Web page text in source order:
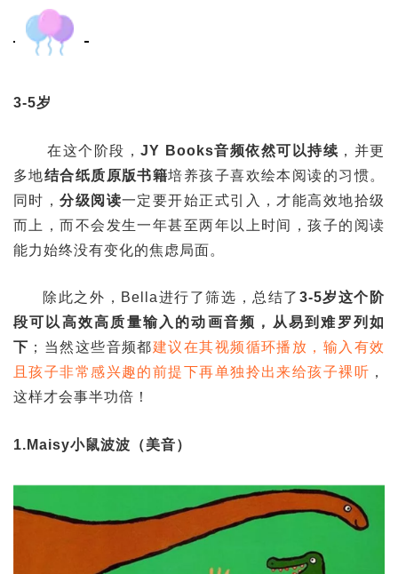
3-5岁
在这个阶段，JY Books音频依然可以持续 ，并更
多地结合纸质原版书籍培养孩子喜欢绘本阅读的习惯。
同时，分级阅读一定要开始正式引入，才能高效地拾级
而上，而不会发生一年甚至两年以上时间，孩子的阅读
能力始终没有变化的焦虑局面。
除此之外，Bella进行了筛选，总结了 3-5岁这个阶
段可以高效高质量输入的动画音频，从易到难罗列如
下 ；当然这些音频都建议在其视频循环播放，输入有效
且孩子非常感兴趣的前提下再单独拎出来给孩子裸听 ，
这样才会事半功倍！
1.Maisy小鼠波波（美音）